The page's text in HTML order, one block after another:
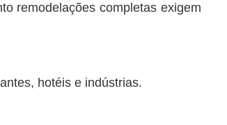
remodelações completas exigem
hotéis e indústrias.